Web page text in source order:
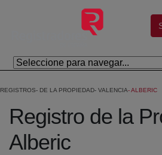
Salta al contingut principal
REGISTROS DE LA PROPIEDAD VALENCIA ALBERIC
Registro de la
Alberic